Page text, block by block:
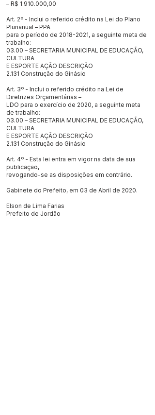
– R$ 1.910.000,00
Art. 2º - Inclui o referido crédito na Lei do Plano
Plurianual – PPA
para o período de 2018-2021, a seguinte meta de
trabalho:
03.00 – SECRETARIA MUNICIPAL DE EDUCAÇÃO,
CULTURA
E ESPORTE AÇÃO DESCRIÇÃO
2.131 Construção do Ginásio
Art. 3º - Inclui o referido crédito na Lei de
Diretrizes Orçamentárias –
LDO para o exercício de 2020, a seguinte meta
de trabalho:
03.00 – SECRETARIA MUNICIPAL DE EDUCAÇÃO,
CULTURA
E ESPORTE AÇÃO DESCRIÇÃO
2.131 Construção do Ginásio
Art. 4º - Esta lei entra em vigor na data de sua
publicação,
revogando-se as disposições em contrário.
Gabinete do Prefeito, em 03 de Abril de 2020.
Elson de Lima Farias
Prefeito de Jordão